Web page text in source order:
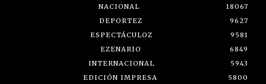
NACIONAL
18067
DEPORTEZ
9627
ESPECTÁCULOZ
9581
EZENARIO
6849
INTERNACIONAL
5943
EDICIÓN IMPRESA
5800